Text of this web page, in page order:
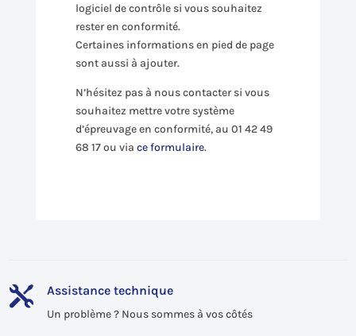
logiciel de contrôle si vous souhaitez
rester en conformité.
Certaines informations en pied de page
sont aussi à ajouter.
N’hésitez pas à nous contacter si vous
souhaitez mettre votre système
d’épreuvage en conformité, au 01 42 49
68 17 ou via ce formulaire.
 Assistance technique
Un problème ? Nous sommes à vos côtés